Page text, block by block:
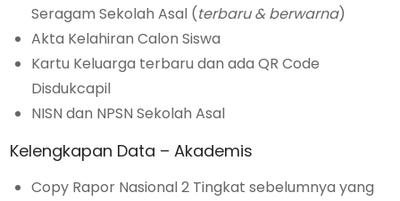
Seragam Sekolah Asal (terbaru & berwarna)
Akta Kelahiran Calon Siswa
Kartu Keluarga terbaru dan ada QR Code
Disdukcapil
NISN dan NPSN Sekolah Asal
Kelengkapan Data – Akademis
Copy Rapor Nasional 2 Tingkat sebelumnya yang